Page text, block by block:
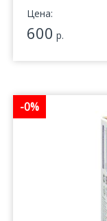
Цена:
600 р.
-0%